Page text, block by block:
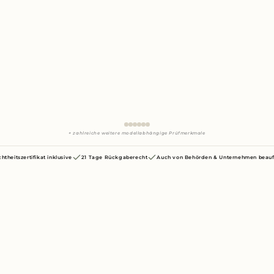
+ zahlreiche weitere modellabhängige Prüfmerkmale
inklusive 21 Tage Rückgaberecht Auch von Behörden & Unternehmen